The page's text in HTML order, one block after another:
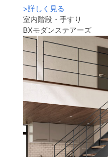
>詳しく見る
室内階段・手すり
BXモダンステアーズ